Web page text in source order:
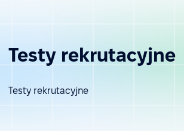
Testy rekrutacyjne
Testy rekrutacyjne